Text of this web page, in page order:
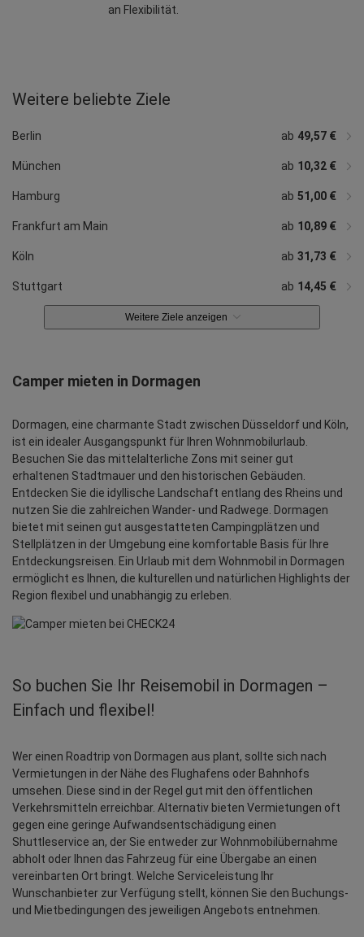
an Flexibilität.
Weitere beliebte Ziele
Berlin ab 49,57 €
München ab 10,32 €
Hamburg ab 51,00 €
Frankfurt am Main ab 10,89 €
Köln ab 31,73 €
Stuttgart ab 14,45 €
Düsseldorf
Hannover
Nürnberg
Bremen
Leipzig
Dresden
Dortmund
Essen
Bonn
Darmstadt
Heidelberg
Rostock
Osnabrück
Hahn
Memmingen
Weitere Ziele anzeigen
Camper mieten in Dormagen
Dormagen, eine charmante Stadt zwischen Düsseldorf und Köln,
ist ein idealer Ausgangspunkt für Ihren Wohnmobilurlaub.
Besuchen Sie das mittelalterliche Zons mit seiner gut
erhaltenen Stadtmauer und den historischen Gebäuden.
Entdecken Sie die idyllische Landschaft entlang des Rheins und
nutzen Sie die zahlreichen Wander- und Radwege. Dormagen
bietet mit seinen gut ausgestatteten Campingplätzen und
Stellplätzen in der Umgebung eine komfortable Basis für Ihre
Entdeckungsreisen. Ein Urlaub mit dem Wohnmobil in Dormagen
ermöglicht es Ihnen, die kulturellen und natürlichen Highlights der
Region flexibel und unabhängig zu erleben.
So buchen Sie Ihr Reisemobil in Dormagen –
Einfach und flexibel!
Wer einen Roadtrip von Dormagen aus plant, sollte sich nach
Vermietungen in der Nähe des Flughafens oder Bahnhofs
umsehen. Diese sind in der Regel gut mit den öffentlichen
Verkehrsmitteln erreichbar. Alternativ bieten Vermietungen oft
gegen eine geringe Aufwandsentschädigung einen
Shuttleservice an, der Sie entweder zur Wohnmobilübernahme
abholt oder Ihnen das Fahrzeug für eine Übergabe an einen
vereinbarten Ort bringt. Welche Serviceleistung Ihr
Wunschanbieter zur Verfügung stellt, können Sie den Buchungs-
und Mietbedingungen des jeweiligen Angebots entnehmen.